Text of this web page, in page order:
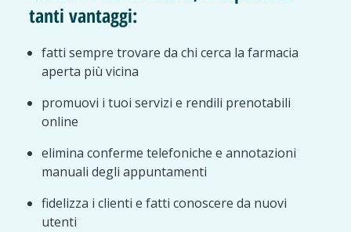
tanti vantaggi:
fatti sempre trovare da chi cerca la farmacia
aperta più vicina
promuovi i tuoi servizi e rendili prenotabili
online
elimina conferme telefoniche e annotazioni
manuali degli appuntamenti
fidelizza i clienti e fatti conoscere da nuovi
utenti